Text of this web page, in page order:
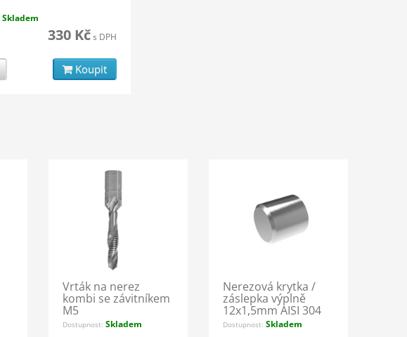
Skladem
330 Kčs DPH
Koupit
Vrták na nerez
kombi se závitníkem
M5
Dostupnost: Skladem
Nerezová krytka /
záslepka výplně
12x1,5mm AISI 304
Dostupnost: Skladem